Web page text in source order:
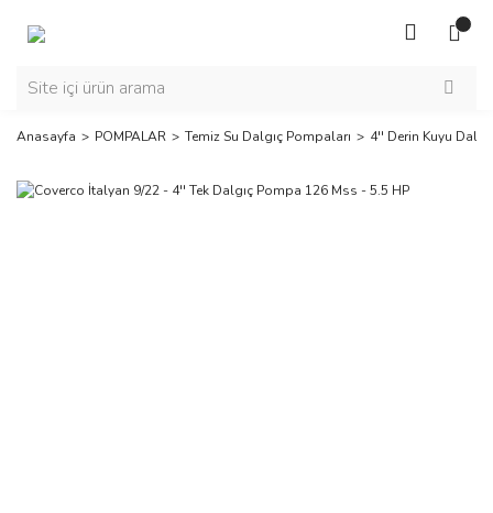
Anasayfa POMPALAR Temiz Su Dalgıç Pompaları 4'' Derin Kuyu